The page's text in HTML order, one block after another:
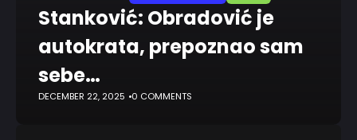
Stanković: Obradović je
autokrata, prepoznao sam
sebe…
DECEMBER 22, 2025 0 COMMENTS